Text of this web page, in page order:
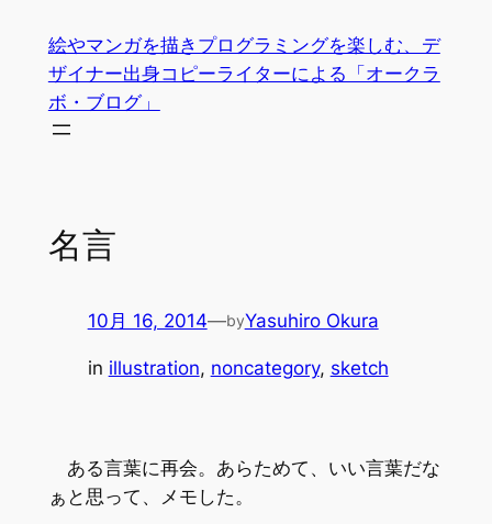
絵やマンガを描きプログラミングを楽しむ、デ
ザイナー出身コピーライターによる「オークラ
ボ・ブログ」
名言
10月 16, 2014—byYasuhiro Okura
in illustration, noncategory, sketch
ある言葉に再会。あらためて、いい言葉だな
ぁと思って、メモした。